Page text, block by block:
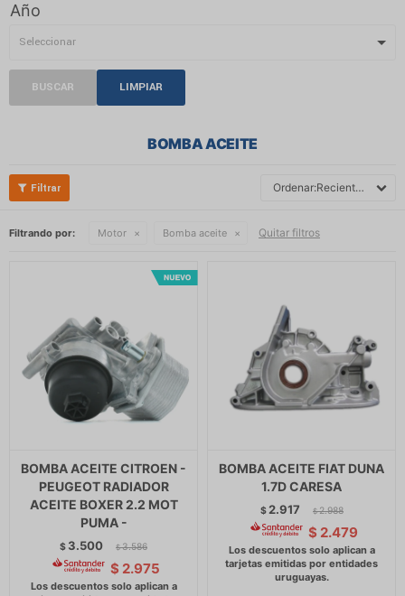
Año
BUSCAR LIMPIAR
BOMBA ACEITE
Recientes
Filtrando por: Motor Bomba aceite Quitar filtros
BOMBA ACEITE CITROEN -
PEUGEOT RADIADOR
ACEITE BOXER 2.2 MOT
PUMA -
$ 3.500 $ 3.586
$ 2.975
BOMBA ACEITE FIAT DUNA
1.7D CARESA
$ 2.917 $ 2.988
$ 2.479